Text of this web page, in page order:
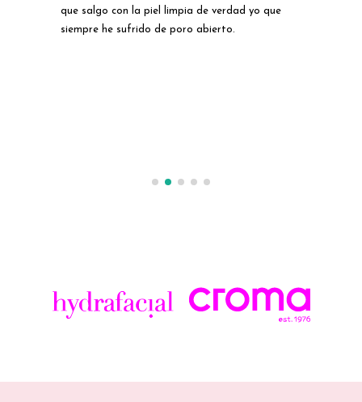
que salgo con la piel limpia de verdad yo que
siempre he sufrido de poro abierto.